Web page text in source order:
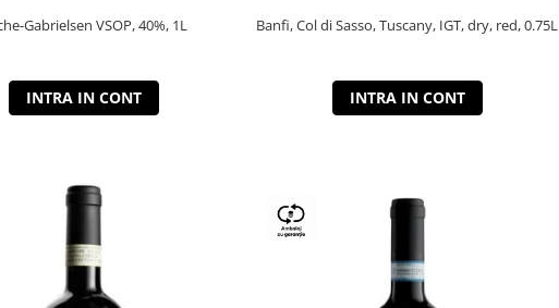
Gabrielsen VSOP, 40%, 1L
INTRA IN CONT
Banfi, Col di Sasso, Tuscany, IGT, dry, red, 0.75L
INTRA IN CONT